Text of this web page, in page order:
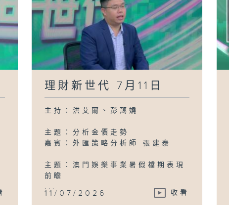
理財新世代 7月11日
主持：洪艾爾、彭藹嬈
主題：分析金價走勢
嘉賓：外匯策略分析師 張建泰
主題：澳門娛樂事業暑假檔期表現
前瞻
...
11/07/2026 收看